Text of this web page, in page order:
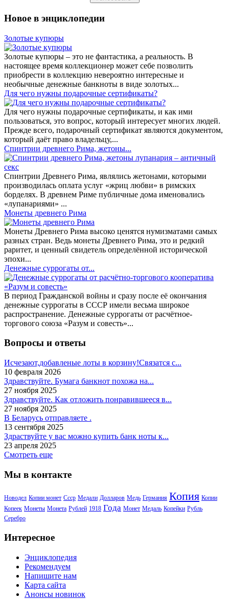
Новое в энциклопедии
Золотые купюры
Золотые купюры – это не фантастика, а реальность. В
настоящее время коллекционер может себе позволить
приобрести в коллекцию невероятно интересные и
необычные денежные банкноты в виде золотых...
​Для чего нужны подарочные сертификаты?
Для чего нужны подарочные сертификаты, и как ими
пользоваться, это вопрос, который интересует многих людей.
Прежде всего, подарочный сертификат являются документом,
который даёт право владельцу,...
Спинтрии древнего Рима, жетоны...
Спинтрии Древнего Рима, являлись жетонами, которыми
производилась оплата услуг «жриц любви» в римских
борделях. В древнем Риме публичные дома именовались
«лупанариями» ...
Монеты древнего Рима
Монеты Древнего Рима высоко ценятся нумизматами самых
разных стран. Ведь монеты Древнего Рима, это и редкий
раритет, и ценный свидетель определённой исторической
эпохи...
Денежные суррогаты от...
В период Гражданской войны и сразу после её окончания
денежные суррогаты в СССР имели весьма широкое
распространение. Денежные суррогаты от расчётное-
торгового союза «Разум и совесть»...
Вопросы и ответы
Исчезают,добавленые лоты в корзину!Связатся с...
10 февраля 2026
Здравствуйте. Бумага банкнот похожа на...
27 ноября 2025
Здравствуйте. Как отложить понравившееся в...
27 ноября 2025
В Беларусь отправляете .
13 сентября 2025
Здраствуйте у вас можно купить банк ноты к...
23 апреля 2025
Смотреть еще
Мы в контакте
Новодел Копии монет Ссср Медали Долларов Медь Германия Копия Копии
Копеек Монеты Монета Рублей 1918 Года Монет Медаль Копейки Рубль
Серебро
Интересное
Энциклопедия
Рекомендуем
Напишите нам
Карта сайта
Анонсы новинок